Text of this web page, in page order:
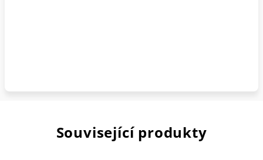
Související produkty